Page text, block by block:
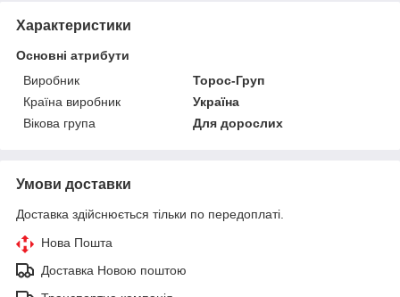
Характеристики
Основні атрибути
Виробник
Торос-Груп
Країна виробник
Україна
Вікова група
Для дорослих
Умови доставки
Доставка здійснюється тільки по передоплаті.
Нова Пошта
Доставка Новою поштою